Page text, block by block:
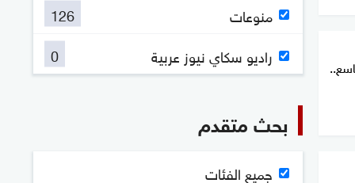
منوعات
126
راديو سكاي نيوز عربية
0
بحث متقدم
جميع الفئات